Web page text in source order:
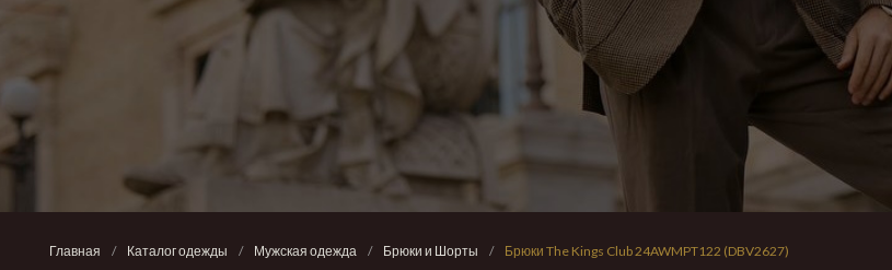
Главная / Каталог одежды / Мужская одежда / Брюки и Шорты / Брюки The Kings Club 24AWMPT122 (DBV2627)